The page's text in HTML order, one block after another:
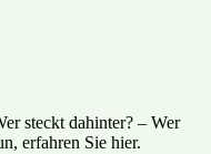
steckt dahinter? – Wer
erfahren Sie hier.